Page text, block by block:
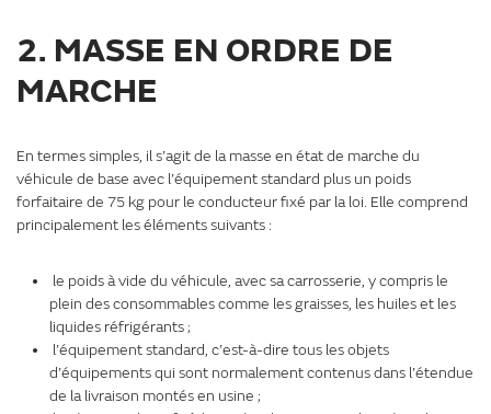
2. MASSE EN ORDRE DE
MARCHE
En termes simples, il s’agit de la masse en état de marche du
véhicule de base avec l’équipement standard plus un poids
forfaitaire de 75 kg pour le conducteur fixé par la loi. Elle comprend
principalement les éléments suivants :
le poids à vide du véhicule, avec sa carrosserie, y compris le
plein des consommables comme les graisses, les huiles et les
liquides réfrigérants ;
l’équipement standard, c’est-à-dire tous les objets
d’équipements qui sont normalement contenus dans l’étendue
de la livraison montés en usine ;